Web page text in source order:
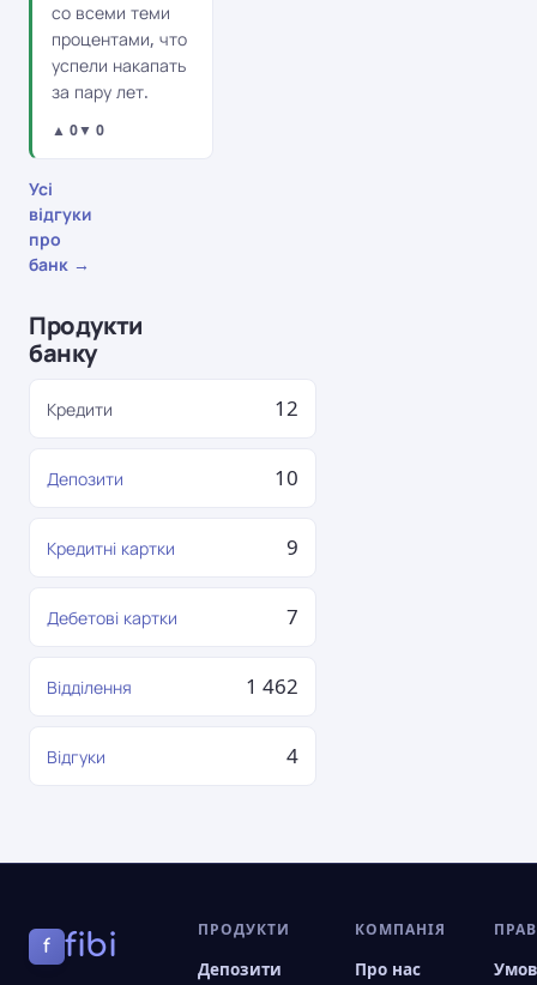
со всеми теми
процентами, что
успели накапать
за пару лет.
▲ 0▼ 0
Усі
відгуки
про
банк →
Продукти
банку
Кредити 12
Депозити 10
Кредитні картки 9
Дебетові картки 7
Відділення 1 462
Відгуки 4
f fibi ПРОДУКТИ
Депозити
КОМПАНІЯ
Про нас